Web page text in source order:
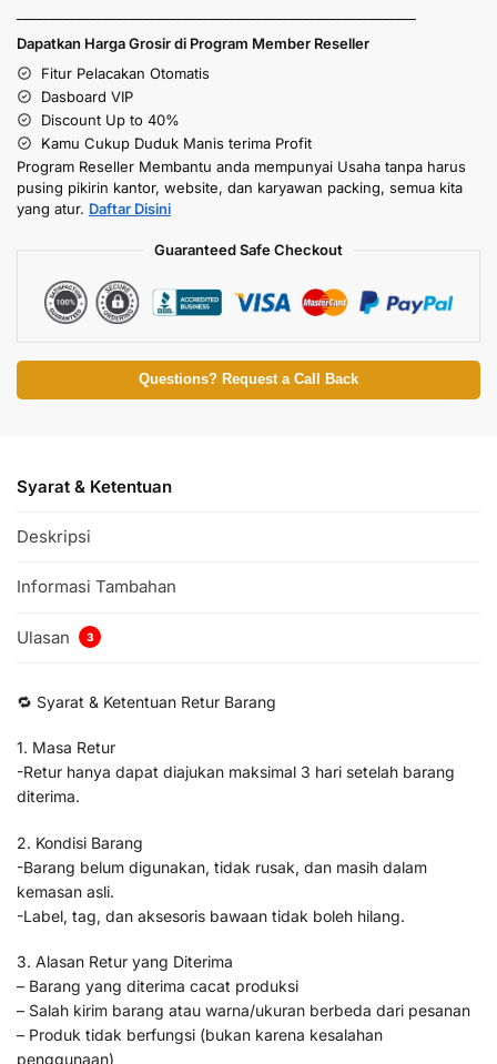
Dapatkan Harga Grosir di Program Member Reseller
Fitur Pelacakan Otomatis
Dasboard VIP
Discount Up to 40%
Kamu Cukup Duduk Manis terima Profit
Program Reseller Membantu anda mempunyai Usaha tanpa harus
pusing pikirin kantor, website, dan karyawan packing, semua kita
yang atur. Daftar Disini
Guaranteed Safe Checkout
Questions? Request a Call Back
Syarat & Ketentuan
Deskripsi
Informasi Tambahan
Ulasan 3
🔁 Syarat & Ketentuan Retur Barang
1. Masa Retur
-Retur hanya dapat diajukan maksimal 3 hari setelah barang
diterima.
2. Kondisi Barang
-Barang belum digunakan, tidak rusak, dan masih dalam
kemasan asli.
-Label, tag, dan aksesoris bawaan tidak boleh hilang.
3. Alasan Retur yang Diterima
– Barang yang diterima cacat produksi
– Salah kirim barang atau warna/ukuran berbeda dari pesanan
– Produk tidak berfungsi (bukan karena kesalahan
penggunaan)